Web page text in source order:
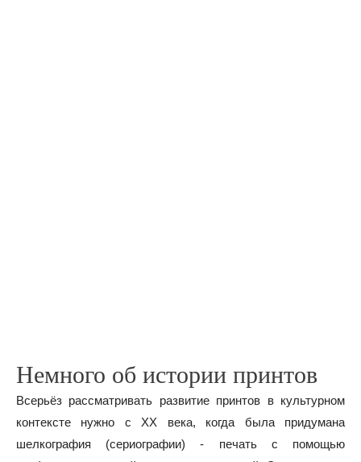
Немного об истории принтов
Всерьёз рассматривать развитие принтов в культурном
контексте нужно с XX века, когда была придумана
шелкография (сериографии) - печать с помощью